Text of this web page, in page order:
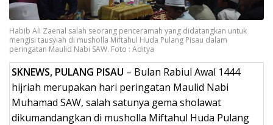
Habib Ali Zaenal salah seorang penceramah yang didatangkan untuk
mengisi tausyiah di musholla Miftahul Huda Pulang Pisau dalam
peringatan Maulid Nabi SAW. Foto : Aditya
SKNEWS, PULANG PISAU – Bulan Rabiul Awal 1444
hijriah merupakan hari peringatan Maulid Nabi
Muhamad SAW, salah satunya gema sholawat
dikumandangkan di musholla Miftahul Huda Pulang